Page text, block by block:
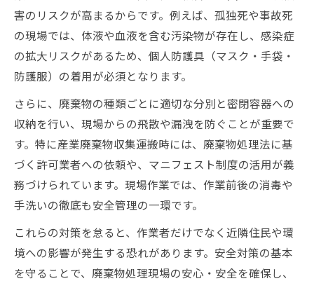
害のリスクが高まるからです。例えば、孤独死や事故死
の現場では、体液や血液を含む汚染物が存在し、感染症
の拡大リスクがあるため、個人防護具（マスク・手袋・
防護服）の着用が必須となります。
さらに、廃棄物の種類ごとに適切な分別と密閉容器への
収納を行い、現場からの飛散や漏洩を防ぐことが重要で
す。特に産業廃棄物収集運搬時には、廃棄物処理法に基
づく許可業者への依頼や、マニフェスト制度の活用が義
務づけられています。現場作業では、作業前後の消毒や
手洗いの徹底も安全管理の一環です。
これらの対策を怠ると、作業者だけでなく近隣住民や環
境への影響が発生する恐れがあります。安全対策の基本
を守ることで、廃棄物処理現場の安心・安全を確保し、